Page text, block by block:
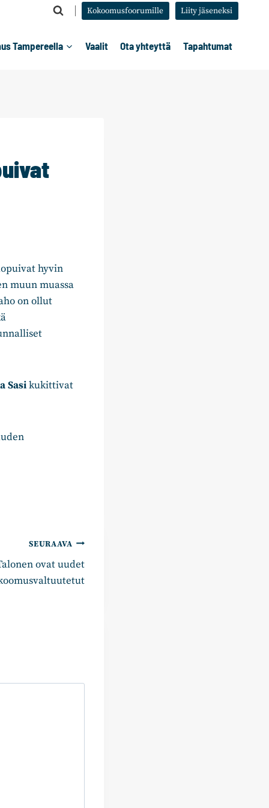
Kokoomusfoorumille Liity jäseneksi
Tampereella Vaalit Ota yhteyttä Tapahtumat
hyvin
muun muassa
on ollut
Sasikukittivat
SEURAAVA
ovat uudet